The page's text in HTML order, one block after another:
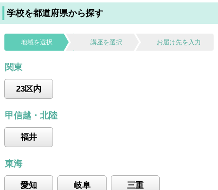
学校を都道府県から探す
地域を選択 講座を選択 お届け先を入力
関東
23区内
甲信越・北陸
福井
東海
愛知 岐阜 三重